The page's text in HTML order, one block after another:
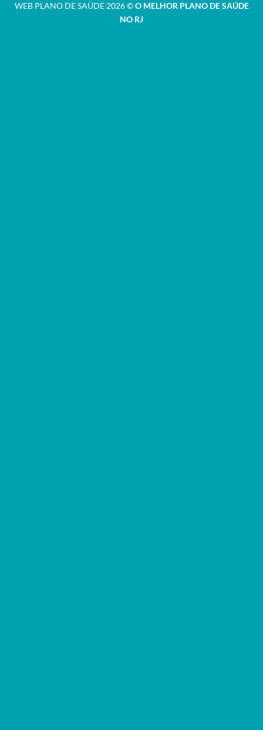
WEB PLANO DE SAÚDE 2026 ©O MELHOR PLANO DE SAÚDE
NO RJ